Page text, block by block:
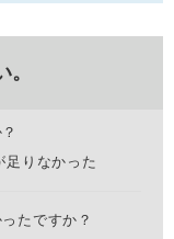
足りなかった
たですか？